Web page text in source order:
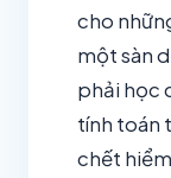
cho
một sàn
phải học
tính toán
chết